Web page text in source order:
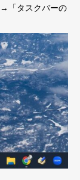
→「タスクバーの